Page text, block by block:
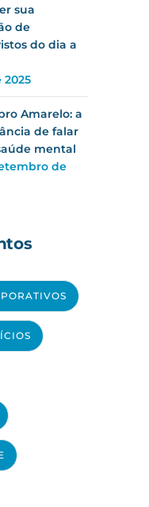
sua
de
do dia a
2025
Amarelo: a
de falar
mental
de